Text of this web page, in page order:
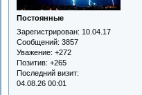
Постоянные
Зарегистрирован: 10.04.17
Сообщений: 3857
Уважение: +272
Позитив: +265
Последний визит:
04.08.26 00:01